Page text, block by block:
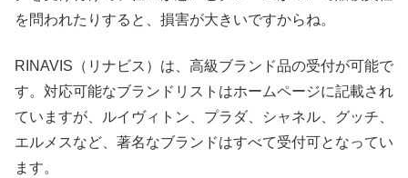
を問われたりすると、損害が大きいですからね。
RINAVIS（リナビス）は、高級ブランド品の受付が可能で
す。対応可能なブランドリストはホームページに記載され
ていますが、ルイヴィトン、プラダ、シャネル、グッチ、
エルメスなど、著名なブランドはすべて受付可となってい
ます。